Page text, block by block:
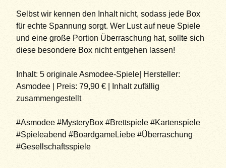
Selbst wir kennen den Inhalt nicht, sodass jede Box
für echte Spannung sorgt. Wer Lust auf neue Spiele
und eine große Portion Überraschung hat, sollte sich
diese besondere Box nicht entgehen lassen!
Inhalt: 5 originale Asmodee-Spiele| Hersteller:
Asmodee | Preis: 79,90 € | Inhalt zufällig
zusammengestellt
#Asmodee #MysteryBox #Brettspiele #Kartenspiele
#Spieleabend #BoardgameLiebe #Überraschung
#Gesellschaftsspiele